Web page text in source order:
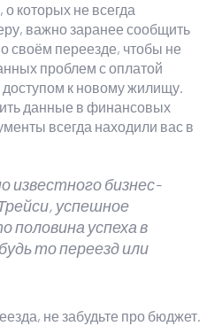
которых не всегда
важно заранее сообщить
своём переезде, чтобы не
проблем с оплатой
к новому жилищу.
данные в финансовых
всегда находили вас в
известного бизнес-
успешное
половина успеха в
то переезд или
не забудьте про бюджет.